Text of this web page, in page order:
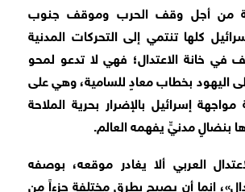
من أجل وقف الحرب وموقف جنوب
كلها تنتمي إلى التحركات المدنية
في خانة الاعتدال؛ فهي لا تدعو لمحو
اليهود بخطاب معادٍ للسامية، وهي على
إسرائيل بالإضرار بحرية الملاحة
بنضالٍ مدنيٍّ يفهمه العالم.
العربي ألا يغادر موقعه، بوصفه
إنما أن يصبح بطرق مختلفة جزءاً من